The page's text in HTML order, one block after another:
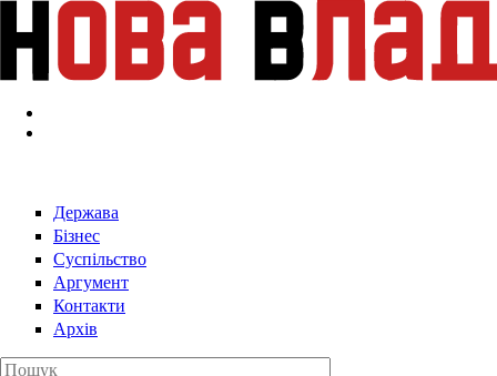
Перейти к основному содержанию
Держава
Бізнес
Суспільство
Аргумент
Контакти
Архів